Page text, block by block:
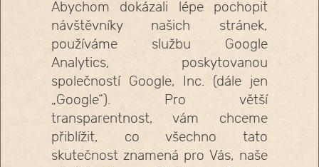
Abychom dokázali lépe pochopit
návštěvníky našich stránek,
používáme službu Google
Analytics, poskytovanou
společností Google, Inc. (dále jen
„Google“). Pro větší
transparentnost, vám chceme
přiblížit, co všechno tato
skutečnost znamená pro Vás, naše